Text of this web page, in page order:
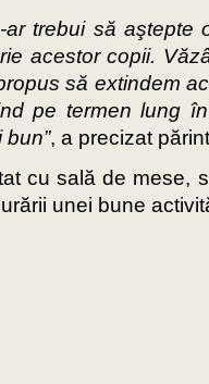
ar trebui să
acestor copii.
să extindem
pe termen lung
, a precizat
cu sală de mese,
unei bune